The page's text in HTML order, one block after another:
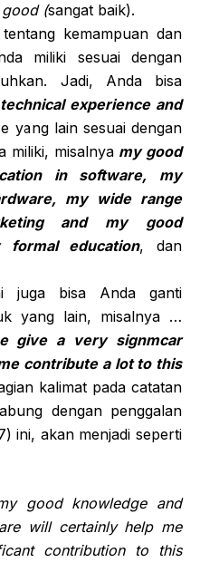
(sangat baik).
kemampuan dan
miliki sesuai dengan
Jadi, Anda bisa
experience and
yang lain sesuai dengan
miliki, misalnya my good
in software, my
my wide range
and my good
education, dan
juga bisa Anda ganti
yang lain, misalnya …
give a very signmcar
contribute a lot to this
kalimat pada catatan
dengan penggalan
ini, akan menjadi seperti
good knowledge and
will certainly help me
contribution to this